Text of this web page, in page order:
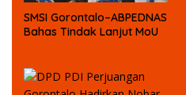
SMSI Gorontalo–ABPEDNAS
Bahas Tindak Lanjut MoU